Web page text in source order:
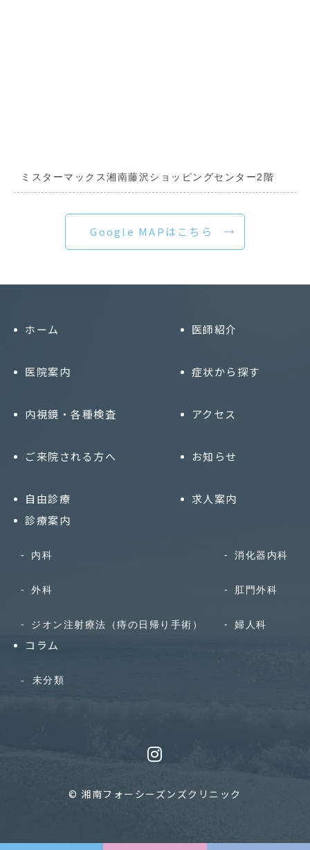
ミスターマックス湘南藤沢ショッピングセンター2階
Google MAPはこちら
ホーム 医師紹介
医院案内 症状から探す
内視鏡・各種検査 アクセス
ご来院される方へ お知らせ
自由診療
求人案内
診療案内
内科 消化器内科
外科 肛門外科
ジオン注射療法（痔の日帰り手術） 婦人科
コラム
未分類
© 湘南フォーシーズンズクリニック